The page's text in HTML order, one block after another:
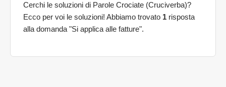
Cerchi le soluzioni di Parole Crociate (Cruciverba)?
Ecco per voi le soluzioni! Abbiamo trovato 1 risposta
alla domanda "Si applica alle fatture".